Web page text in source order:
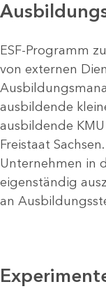
ESF-Programm
von externen
ausbildende
ausbildende
Freistaat
Unternehmen in
eigenständig
an